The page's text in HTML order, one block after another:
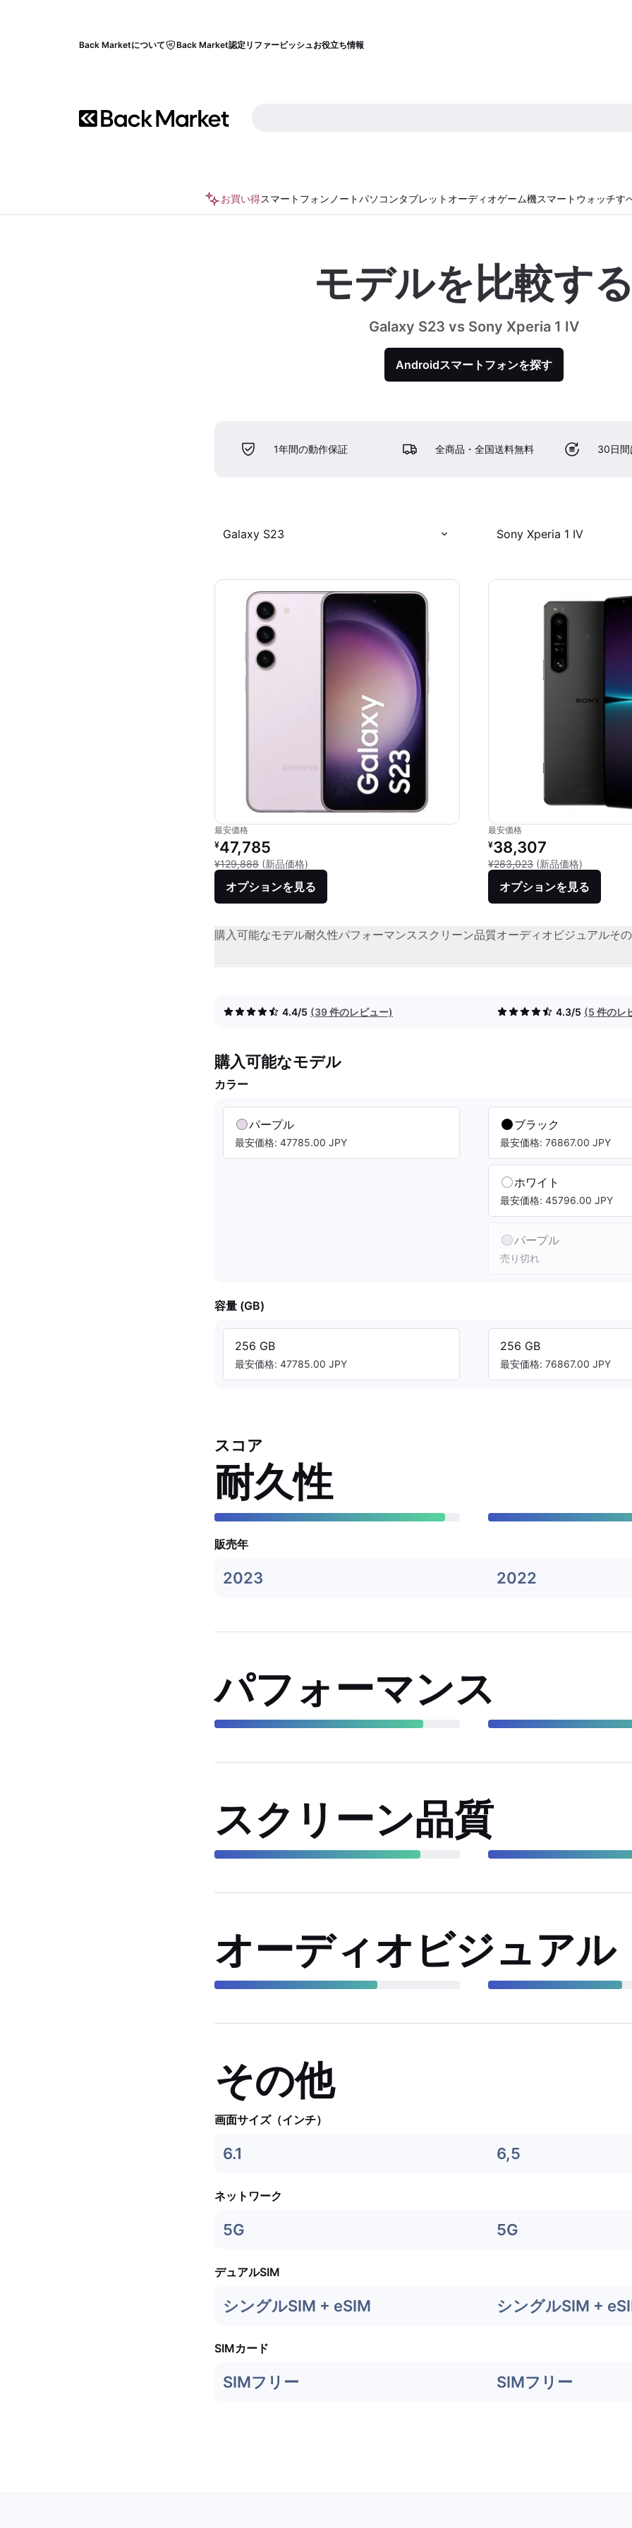
Back Marketについて Back Market認定リファービッシュお役立ち情報
お買い得スマートフォン ノートパソコンタブレット オーディオゲーム機スマートウォッチす
モデルを比較す
Galaxy S23 vs Sony Xperia 1 IV
Androidスマートフォンを探す
1年間の動作保証 全商品・全国送料無料 30日間
Galaxy S23 Sony Xperia 1 IV
最安価格
リファービッシュ品の価格：
¥47,785
¥129,888 (新品価格)
オプションを見る
最安価格
リファービッシュ品の価格：
¥38,307
¥283,023 (新品価格)
オプションを見る
購入可能なモデル耐久性パフォーマンススクリーン品質オーディオビジュアルそ
4.4/5 (39 件のレビュー) 4.3/5 (5 件のレ
購入可能なモデル
カラー
パープル
最安価格: 47785.00 JPY
ブラック
最安価格: 76867.00 JPY
ホワイト
最安価格: 45796.00 JPY
パープル
売り切れ
容量 (GB)
256 GB
最安価格: 47785.00 JPY
256 GB
最安価格: 76867.00 JPY
スコア
耐久性
販売年
2023 2022
パフォーマンス
スクリーン品質
オーディオビジュアル
その他
画面サイズ（インチ）
6.1 6,5
ネットワーク
5G 5G
デュアルSIM
シングルSIM + eSIM シングルSIM +
SIMカード
SIMフリー SIMフリー